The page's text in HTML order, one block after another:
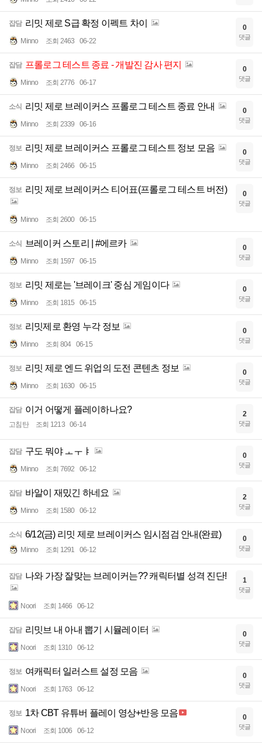
잡담 리밋 제로 S급 확정 이펙트 차이
Minno 조회 2463 06-22
0
댓글
잡담 프롤로그 테스트 종료 - 개발진 감사 편지
Minno 조회 2776 06-17
0
댓글
소식 리밋 제로 브레이커스 프롤로그 테스트 종료 안내
Minno 조회 2339 06-16
0
댓글
정보 리밋 제로 브레이커스 프롤로그 테스트 정보 모음
Minno 조회 2466 06-15
0
댓글
정보 리밋 제로 브레이커스 티어표(프롤로그 테스트 버전)
Minno 조회 2600 06-15
0
댓글
소식 브레이커 스토리 | #에르카
Minno 조회 1597 06-15
0
댓글
정보 리밋 제로는 '브레이크' 중심 게임이다
Minno 조회 1815 06-15
0
댓글
정보 리밋제로 환영 누각 정보
Minno 조회 804 06-15
0
댓글
정보 리밋 제로 엔드 위업의 도전 콘텐츠 정보
Minno 조회 1630 06-15
0
댓글
잡담 이거 어떻게 플레이하나요?
고침탄 조회 1213 06-14
2
댓글
잡담 구도 뭐야 ㅗㅜㅑ
Minno 조회 7692 06-12
0
댓글
잡담 바알이 재밌긴 하네요
Minno 조회 1580 06-12
2
댓글
소식 6/12(금) 리밋 제로 브레이커스 임시점검 안내(완료)
Minno 조회 1291 06-12
0
댓글
잡담 나와 가장 잘맞는 브레이커는?? 캐릭터별 성격 진단!
Noori 조회 1466 06-12
1
댓글
잡담 리밋브 내 아내 뽑기 시뮬레이터
Noori 조회 1310 06-12
0
댓글
정보 여캐릭터 일러스트 설정 모음
Noori 조회 1763 06-12
0
댓글
정보 1차 CBT 유튜버 플레이 영상+반응 모음
Noori 조회 1006 06-12
0
댓글